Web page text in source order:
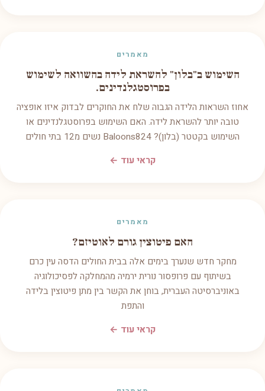
מאמרים
השימוש ב"בלון" להשראת לידה בהשוואה לשימוש
בפרוסטגלנדינים.
אחוז השראות הלידה הגבוה שלח את החוקרים לבדוק איזו אופציה
טובה יותר להשראת לידה. האם השימוש בפרוסטגלנדינים או
השימוש בקטטר (בלון)? Baloons824 נשים מ12 בתי חולים
קראי עוד ←
מאמרים
האם פיטוצין גורם לאוטיזם?
מחקר חדש שנערך בימים אלה בבית החולים הדסה עין כרם
בשיתוף עם פרופסור נורית ירמיה מהמחלקה לפסיכולוגיה
באוניברסיטה העברית, בוחן את הקשר בין מתן פיטוצין בלידה
והתפת
קראי עוד ←